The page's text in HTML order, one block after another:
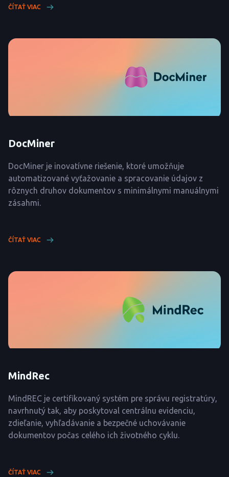
ČÍTAŤ VIAC
DocMiner
DocMiner je inovatívne riešenie, ktoré umožňuje
automatizované vyťažovanie a spracovanie údajov z
rôznych druhov dokumentov s minimálnymi manuálnymi
zásahmi.
ČÍTAŤ VIAC
MindRec
MindREC je certifikovaný systém pre správu registratúry,
navrhnutý tak, aby poskytoval centrálnu evidenciu,
zdieľanie, vyhľadávanie a bezpečné uchovávanie
dokumentov počas celého ich životného cyklu.
ČÍTAŤ VIAC